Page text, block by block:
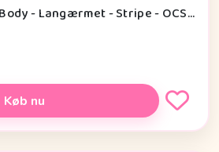
Fanga Fontana Fio Body - Langærmet - Stripe - OCS - Tea Stripe Cameo
Køb nu